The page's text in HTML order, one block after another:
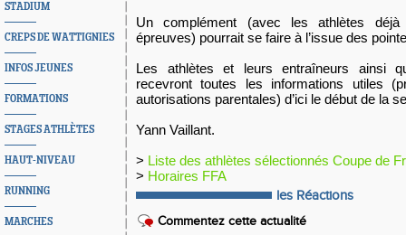
STADIUM
CREPS DE WATTIGNIES
INFOS JEUNES
FORMATIONS
STAGES ATHLÈTES
HAUT-NIVEAU
RUNNING
MARCHES
Un complément (avec les athlètes déjà
épreuves) pourrait se faire à l’issue des
Les athlètes et leurs entraîneurs ainsi
recevront toutes les informations utiles
autorisations parentales) d’ici le début de la
Yann Vaillant.
> Liste des athlètes sélectionnés Coupe de
> Horaires FFA
les Réactions
Commentez cette actualité